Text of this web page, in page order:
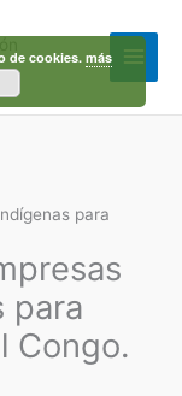
para
para
Congo.
de cookies.más